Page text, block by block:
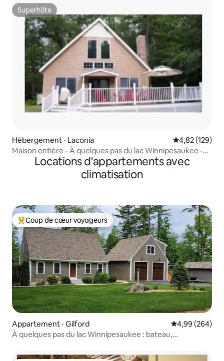
Superhôte
Superhôte
Hébergement ⋅ Laconia Évaluation
4,82 (129)
Maison entière - À quelques pas du lac Winnipesaukee -
Accès au lacLocations d'appartements avec
climatisation
Coups de cœur voyageurs les plus appréciés
Coup de cœur voyageurs
Appartement ⋅ Gilford Évaluation
4,99 (264)
À quelques pas du lac Winnipesaukee : bateau,